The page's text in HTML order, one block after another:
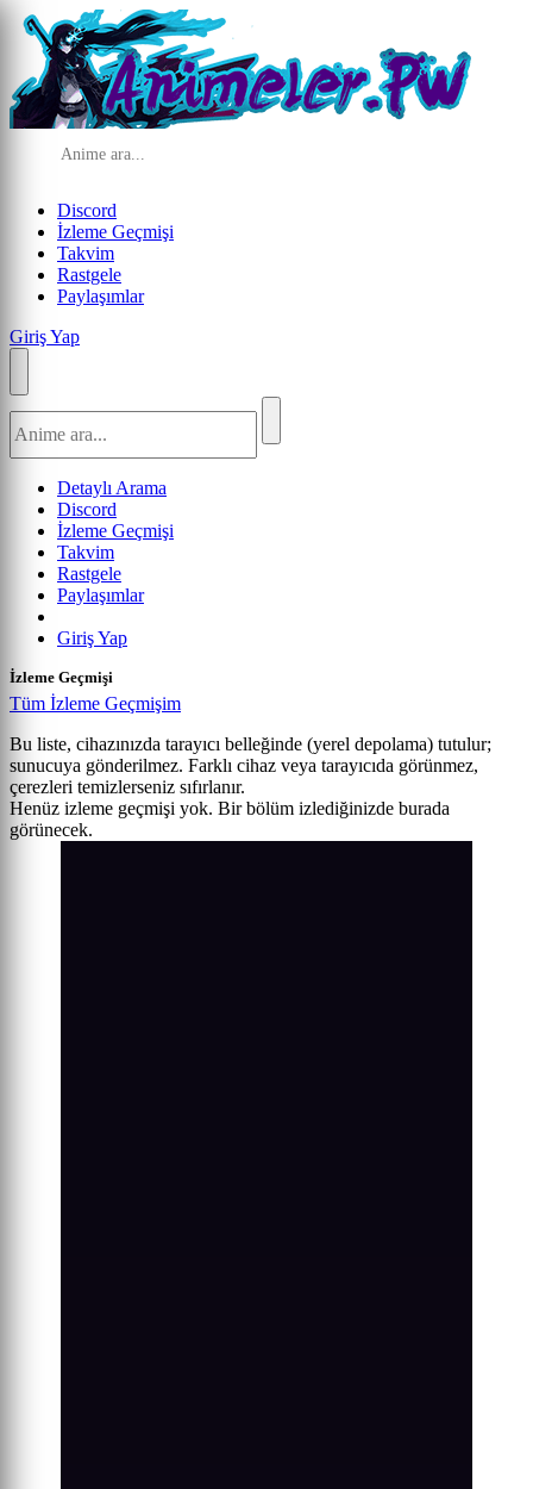
Discord
İzleme Geçmişi
Takvim
Rastgele
Paylaşımlar
Giriş Yap
Detaylı Arama
Discord
İzleme Geçmişi
Takvim
Rastgele
Paylaşımlar
Giriş Yap
İzleme Geçmişi
Tüm İzleme Geçmişim
Bu liste, cihazınızda tarayıcı belleğinde (yerel depolama) tutulur;
sunucuya gönderilmez. Farklı cihaz veya tarayıcıda görünmez,
çerezleri temizlerseniz sıfırlanır.
Henüz izleme geçmişi yok. Bir bölüm izlediğinizde burada
görünecek.